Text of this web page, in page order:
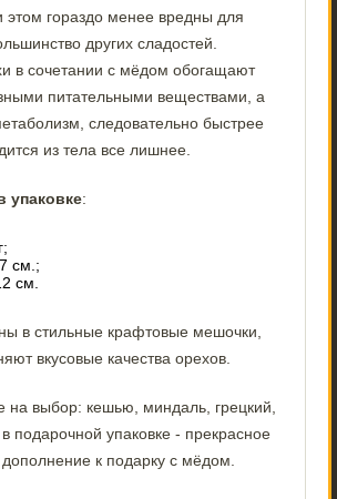
этом гораздо менее вредны для
других сладостей.
в сочетании с мёдом обогащают
питательными веществами, а
следовательно быстрее
из тела все лишнее.
упаковке:
см.;
см.
в стильные крафтовые мешочки,
вкусовые качества орехов.
выбор: кешью, миндаль, грецкий,
подарочной упаковке - прекрасное
к подарку с мёдом.